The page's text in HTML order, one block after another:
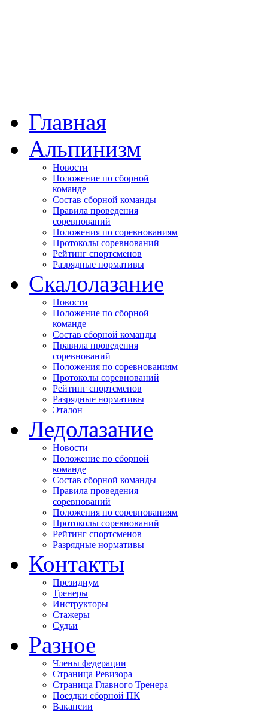
Главная
Альпинизм
Новости
Положение по сборной
команде
Состав сборной команды
Правила проведения
соревнований
Положения по соревнованиям
Протоколы соревнований
Рейтинг спортсменов
Разрядные нормативы
Скалолазание
Новости
Положение по сборной
команде
Состав сборной команды
Правила проведения
соревнований
Положения по соревнованиям
Протоколы соревнований
Рейтинг спортсменов
Разрядные нормативы
Эталон
Ледолазание
Новости
Положение по сборной
команде
Состав сборной команды
Правила проведения
соревнований
Положения по соревнованиям
Протоколы соревнований
Рейтинг спортсменов
Разрядные нормативы
Контакты
Президиум
Тренеры
Инструкторы
Стажеры
Судьи
Разное
Члены федерации
Страница Ревизора
Страница Главного Тренера
Поездки сборной ПК
Вакансии